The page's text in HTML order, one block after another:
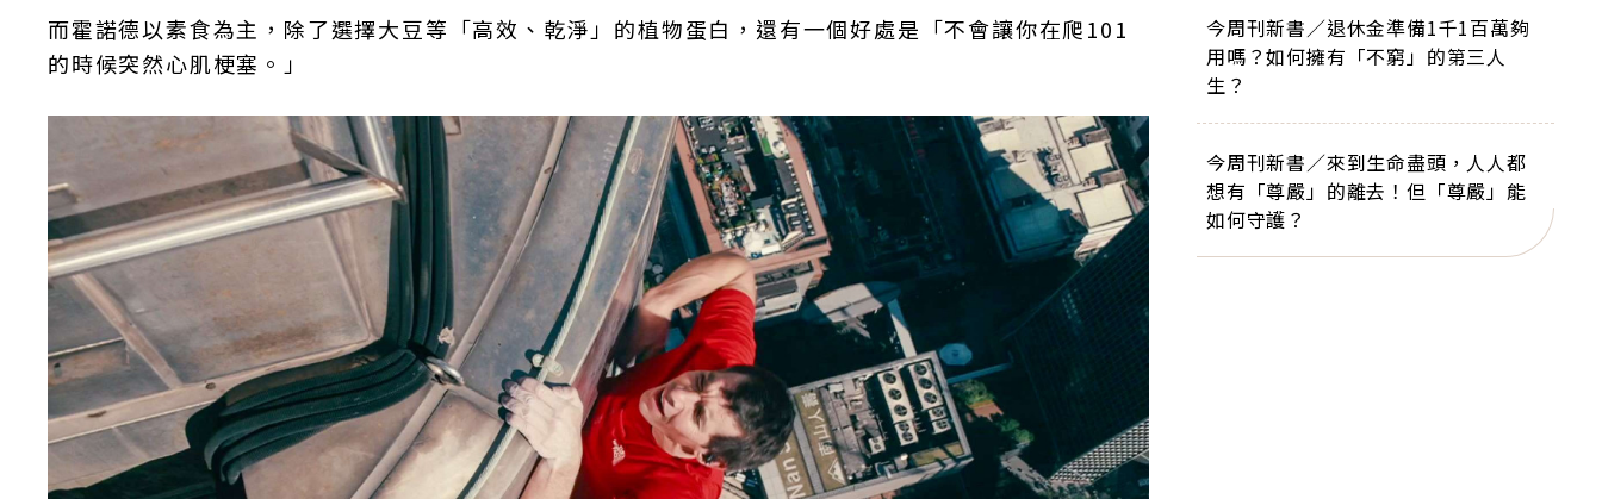
而霍諾德以素食為主，除了選擇大豆等「高效、乾淨」的植物蛋白，還有一個好處是「不會讓你在爬101
的時候突然心肌梗塞。」
今周刊新書／退休金準備1千1百萬夠
用嗎？如何擁有「不窮」的第三人
生？
今周刊新書／來到生命盡頭，人人都
想有「尊嚴」的離去！但「尊嚴」能
如何守護？